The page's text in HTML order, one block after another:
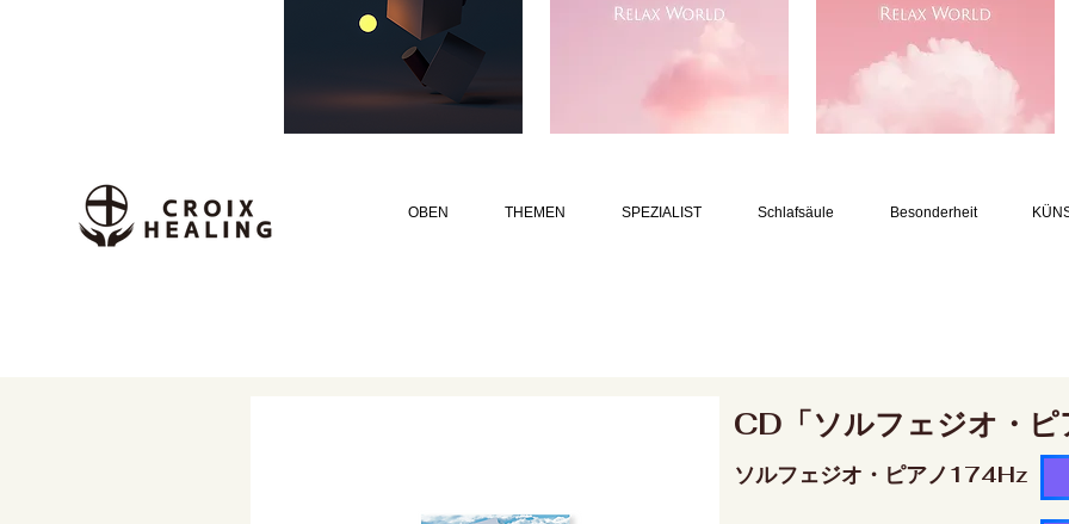
OBEN THEMEN SPEZIALIST Schlafsäule Besonderheit
CD「ソルフェジオ・
ソルフェジオ・ピアノ174Hz